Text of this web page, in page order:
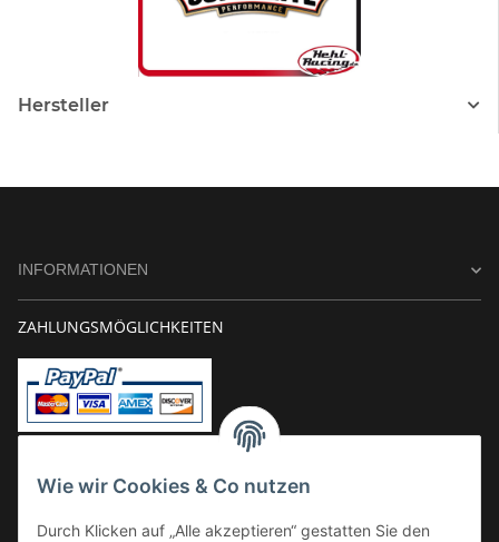
Wie wir Cookies & Co nutzen
Durch Klicken auf „Alle akzeptieren“ gestatten Sie den
Hersteller
INFORMATIONEN
ZAHLUNGSMÖGLICHKEITEN
Kauf auf Rechnung